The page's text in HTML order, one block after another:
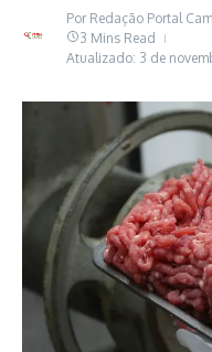
Por Redação Portal
3 Mins Read
Atualizado: 3 de